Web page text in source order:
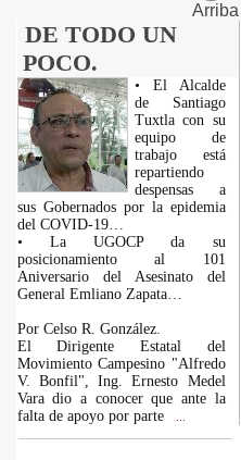
DE TODO UN
POCO.
• El Alcalde
de Santiago
Tuxtla con su
equipo de
trabajo está
repartiendo
despensas a
sus Gobernados por la epidemia
del COVID-19…
• La UGOCP da su
posicionamiento al 101
Aniversario del Asesinato del
General Emliano Zapata…
Por Celso R. González.
El Dirigente Estatal del
Movimiento Campesino "Alfredo
V. Bonfil", Ing. Ernesto Medel
Vara dio a conocer que ante la
falta de apoyo por parte